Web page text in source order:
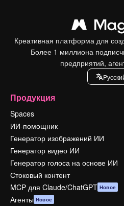
Креативная платформа для
Более 1 миллиона
предприятий,
Продукция
Spaces
ИИ-помощник
Генератор изображений ИИ
Генератор видео ИИ
Генератор голоса на основе ИИ
Стоковый контент
MCP для Claude/ChatGPT Новое
Агенты Новое